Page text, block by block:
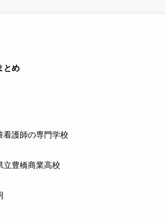
とめ
看護師の専門学校
立豊橋商業高校